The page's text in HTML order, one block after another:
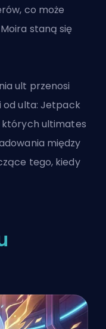
co może
staną się
ult przenosi
od ulta: Jetpack
których ultimates
między
tego, kiedy